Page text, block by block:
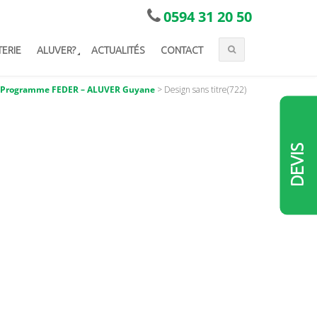
0594 31 20 50
ALUVER? ACTUALITÉS CONTACT
DEVIS
FEDER – ALUVER Guyane > Design sans titre(722)